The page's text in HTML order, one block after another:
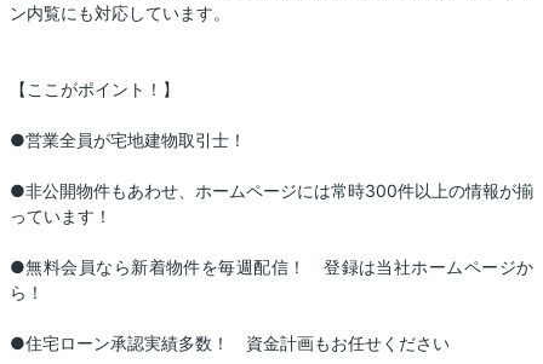
ン内覧にも対応しています。
【ここがポイント！】
●営業全員が宅地建物取引士！
●非公開物件もあわせ、ホームページには常時300件以上の情報が揃
っています！
●無料会員なら新着物件を毎週配信！ 登録は当社ホームページか
ら！
●住宅ローン承認実績多数！ 資金計画もお任せください